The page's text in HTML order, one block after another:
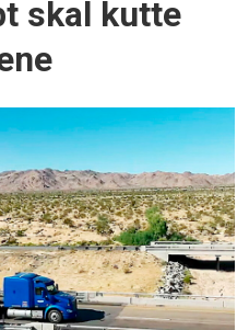
skal kutte